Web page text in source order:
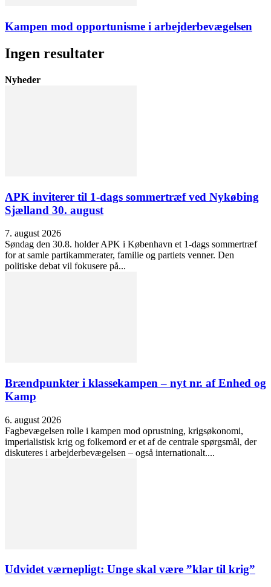
Kampen mod opportunisme i arbejderbevægelsen
Ingen resultater
Nyheder
APK inviterer til 1-dags sommertræf ved Nykøbing
Sjælland 30. august
7. august 2026
Søndag den 30.8. holder APK i København et 1-dags sommertræf
for at samle partikammerater, familie og partiets venner. Den
politiske debat vil fokusere på...
Brændpunkter i klassekampen – nyt nr. af Enhed og
Kamp
6. august 2026
Fagbevægelsen rolle i kampen mod oprustning, krigsøkonomi,
imperialistisk krig og folkemord er et af de centrale spørgsmål, der
diskuteres i arbejderbevægelsen – også internationalt....
Udvidet værnepligt: Unge skal være ”klar til krig”